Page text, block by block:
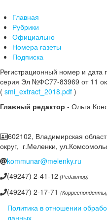
Главная
Рубрики
Официально
Номера газеты
Подписка
Регистрационный номер и дата
серия Эл №ФС77-83969 от 11
( smi_extract_2018.pdf )
Главный редактор - Ольга
602102, Владимирская
округ, г.Меленки,
kommunar@melenky.ru
(49247) 2-41-12 (Редактор)
(49247) 2-17-71 (Корреспонденты)
Политика в отношении
данных